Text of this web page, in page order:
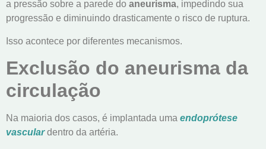
a pressão sobre a parede do aneurisma, impedindo sua
progressão e diminuindo drasticamente o risco de ruptura.
Isso acontece por diferentes mecanismos.
Exclusão do aneurisma da
circulação
Na maioria dos casos, é implantada uma endoprótese
vasculardentro da artéria.